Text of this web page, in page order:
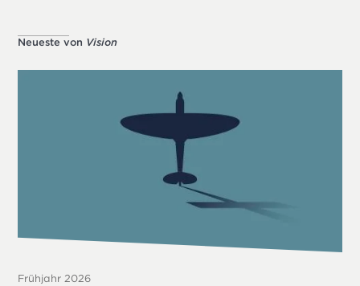
Neueste von Vision
Frühjahr 2026